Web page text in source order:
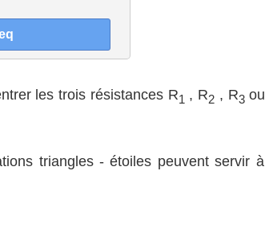
les trois résistances R1 , R2 , R3ou
triangles - étoiles peuvent servir